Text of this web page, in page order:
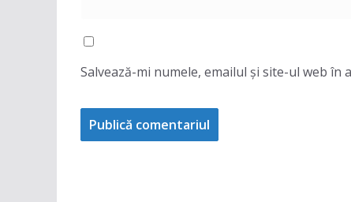
Salvează-mi numele, emailul și site-ul web